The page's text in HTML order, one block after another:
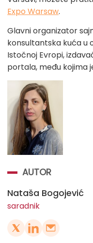
Expo Warsaw.
Glavni organizator
konsultantska kuća u
Istočnoj Evropi,
portala, među kojima
AUTOR
Nataša Bogojević
saradnik